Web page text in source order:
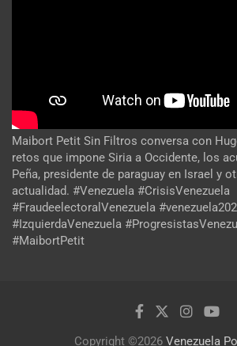
Maibort Petit Sin Filtros conversa con
retos que impone Siria a Occidente, los
Peña, presidente de paraguay en Israel y
actualidad. #Venezuela #CrisisVenezuela
#FraudeelectoralVenezuela
#IzquierdaVenezuela
#MaibortPetit
Copyright ©2026 Venezuela